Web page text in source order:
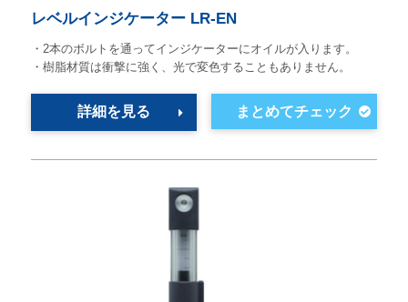
レベルインジケーター LR-EN
・2本のボルトを通ってインジケーターにオイルが入ります。
・樹脂材質は衝撃に強く、光で変色することもありません。
詳細を見る